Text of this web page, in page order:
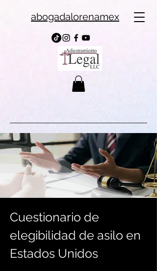
abogadalorenamex
Bienvenido
Cuestionario de
elegibilidad de asilo en
Estados Unidos